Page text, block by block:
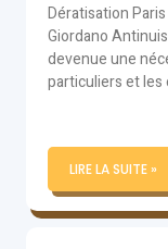
Dératisation
Giordano
devenue une
particuliers et les
LIRE LA SUITE »